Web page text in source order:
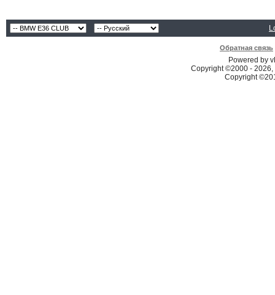
Обратная связь
Powered by
Copyright ©2000 -
Copyright